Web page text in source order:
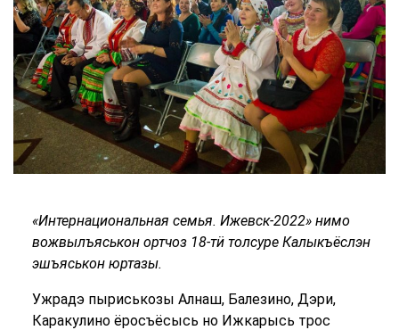
«Интернациональная семья. Ижевск-2022» нимо
вожвылъяськон ортчоз 18-тӥ толсуре Калыкъёслэн
эшъяськон юртазы.
Ужрадэ пыриськозы Алнаш, Балезино, Дэри,
Каракулино ёросъёсысь но Ижкарысь трос